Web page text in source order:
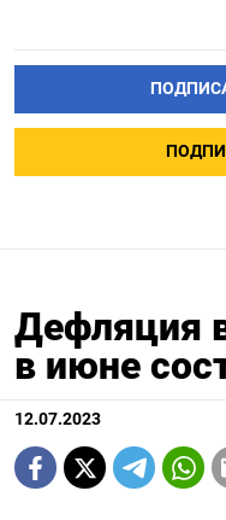
Дефляция
в июне
12.07.2023